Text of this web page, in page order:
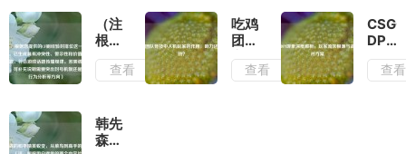
（注，
根据
您提
供的
验封
排位
查看
吃鸡
团队
竞技
中人
查看
CSGO
DPI
现象
深度
查看
韩先
森的